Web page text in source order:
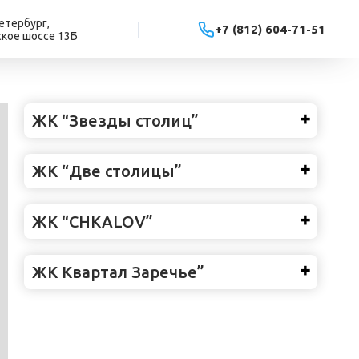
шоссе 13Б
+7 (812) 604-71-51
ЖК “Звезды столиц” ✖
ЖК “Две столицы” ✖
ЖК “CHKALOV” ✖
ЖК Квартал Заречье” ✖